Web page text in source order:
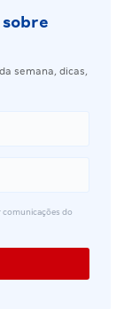
semana, dicas,
comunicações do